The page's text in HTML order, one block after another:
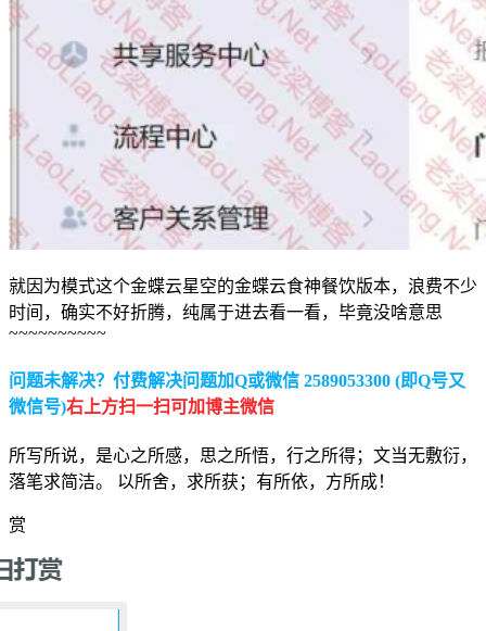
就因为模式这个金蝶云星空的金蝶云食神餐饮版本，浪费不少
时间，确实不好折腾，纯属于进去看一看，毕竟没啥意思
~~~~~~~~~~
问题未解决？付费解决问题加Q或微信 2589053300 (即Q号又
微信号)右上方扫一扫可加博主微信
所写所说，是心之所感，思之所悟，行之所得；文当无敷衍，
落笔求简洁。 以所舍，求所获；有所依，方所成！
赏